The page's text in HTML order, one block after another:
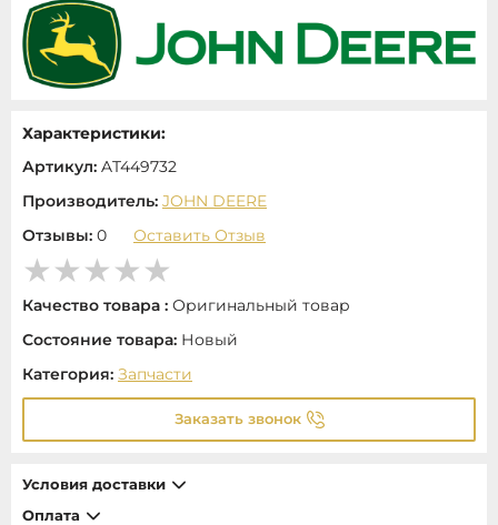
Характеристики:
Артикул: AT449732
Производитель: JOHN DEERE
Отзывы: 0 Оставить Отзыв
Качество товара : Оригинальный товар
Состояние товара: Новый
Категория: Запчасти
Заказать звонок
Условия доставки
Оплата